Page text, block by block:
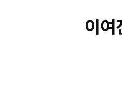
이여